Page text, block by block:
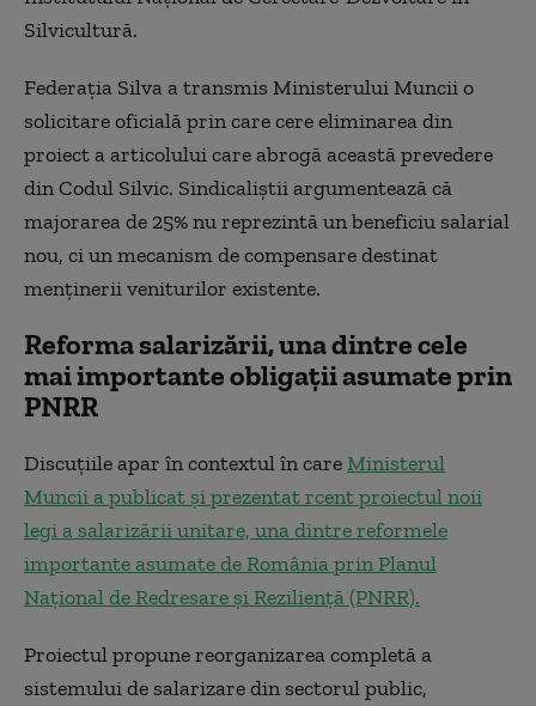
Silvicultură.
Federația Silva a transmis Ministerului Muncii o
solicitare oficială prin care cere eliminarea din
proiect a articolului care abrogă această prevedere
din Codul Silvic. Sindicaliștii argumentează că
majorarea de 25% nu reprezintă un beneficiu salarial
nou, ci un mecanism de compensare destinat
menținerii veniturilor existente.
Reforma salarizării, una dintre cele
mai importante obligații asumate prin
PNRR
Discuțiile apar în contextul în careMinisterul
Muncii a publicat și prezentat rcent proiectul noii
legi a salarizării unitare, una dintre reformele
importante asumate de România prin Planul
Național de Redresare și Reziliență (PNRR).
Proiectul propune reorganizarea completă a
sistemului de salarizare din sectorul public,